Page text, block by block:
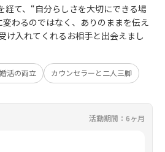
経て、“自分らしさを大切にできる場
わるのではなく、ありのままを伝え
け入れてくれるお相手と出会えまし
活の両立 カウンセラーと二人三脚
活動期間：6ヶ月